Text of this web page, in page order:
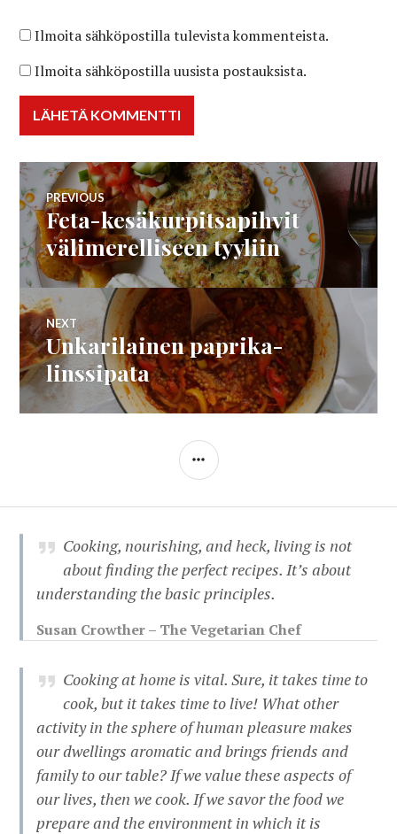
Ilmoita sähköpostilla tulevista kommenteista.
Ilmoita sähköpostilla uusista postauksista.
Artikkelien
selaus
PREVIOUS
Previous
post:
Feta-kesäkurpitsapihvit
välimerelliseen tyyliin
NEXT
Next
post:
Unkarilainen paprika-
linssipata
SIDEBAR
Cooking, nourishing, and heck, living is not
about finding the perfect recipes. It’s about
understanding the basic principles.
Susan Crowther – The Vegetarian Chef
Cooking at home is vital. Sure, it takes time to
cook, but it takes time to live! What other
activity in the sphere of human pleasure makes
our dwellings aromatic and brings friends and
family to our table? If we value these aspects of
our lives, then we cook. If we savor the food we
prepare and the environment in which it is